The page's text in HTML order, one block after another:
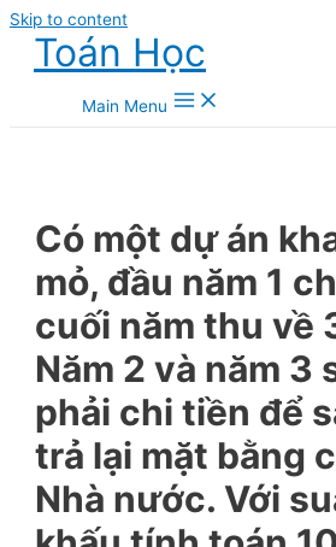
Skip to content
Toán Học
Main Menu
Có một dự án
mỏ, đầu năm 1
cuối năm thu về
Năm 2 và năm 3
phải chi tiền để
trả lại mặt bằng
Nhà nước. Với